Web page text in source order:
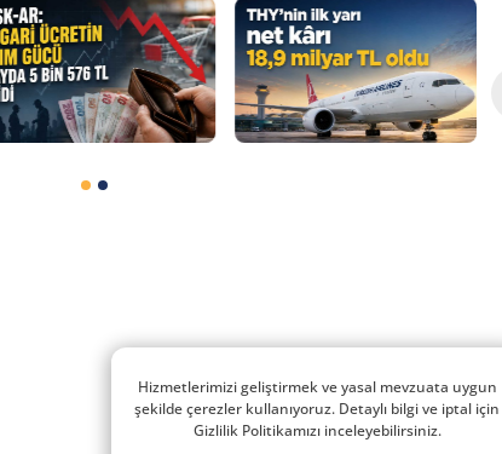
Hizmetlerimizi geliştirmek ve yasal mevzuata uygun
şekilde çerezler kullanıyoruz. Detaylı bilgi ve iptal için
Gizlilik Politikamızı inceleyebilirsiniz.